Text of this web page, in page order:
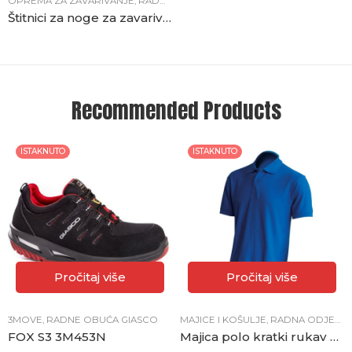
Štitnici za noge za zavarivanje GOLDEN BROWN
Recommended Products
ISTAKNUTO
Pročitaj više
3MOVE RADNE OBUĆA GIASCO
FOX S3 3M453N
ISTAKNUTO
Pročitaj više
MAJICE I KOŠULJE RADNA ODJEĆA
Majica polo kratki rukav JHK royal plava